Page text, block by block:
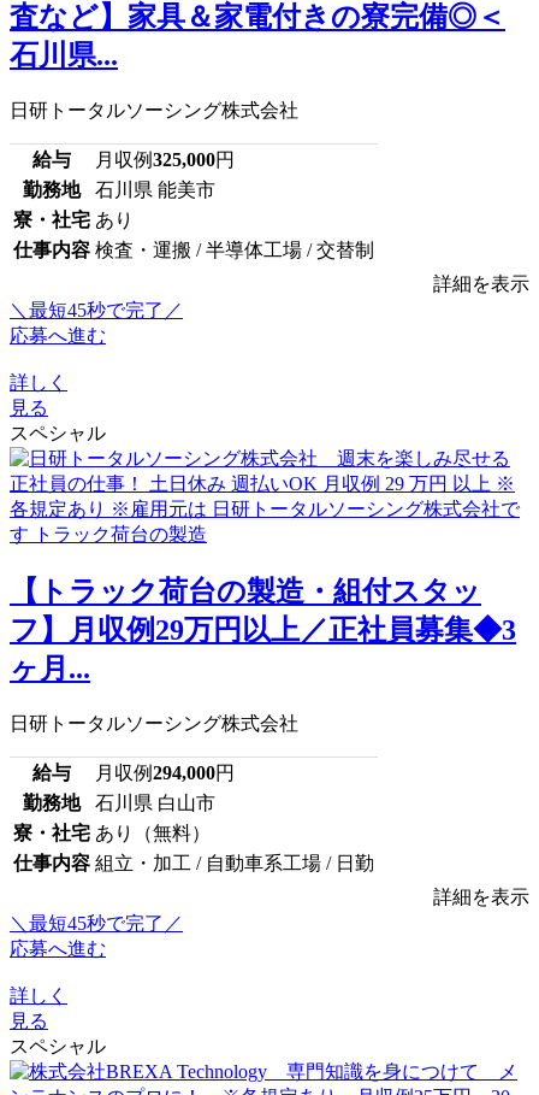
査など】家具＆家電付きの寮完備◎＜
石川県...
日研トータルソーシング株式会社
給与 月収例325,000円
勤務地
石川県 能美市
寮・社宅 あり
仕事内容 検査・運搬 / 半導体工場 / 交替制
詳細を表示
＼最短45秒で完了／
応募へ進む
詳しく
見る
スペシャル
【トラック荷台の製造・組付スタッ
フ】月収例29万円以上／正社員募集◆3
ヶ月...
日研トータルソーシング株式会社
給与 月収例294,000円
勤務地
石川県 白山市
寮・社宅 あり（無料）
仕事内容 組立・加工 / 自動車系工場 / 日勤
詳細を表示
＼最短45秒で完了／
応募へ進む
詳しく
見る
スペシャル